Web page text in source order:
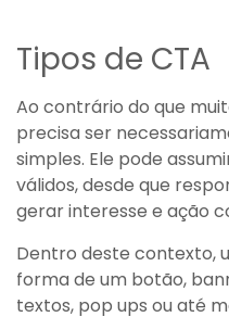
Tipos de CTA
Ao contrário do que
precisa ser
simples. Ele pode
válidos, desde que
gerar interesse e ação
Dentro deste contexto,
forma de um botão,
textos, pop ups ou até